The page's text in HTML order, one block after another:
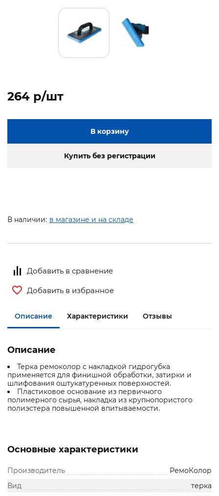
264 p/шт
В корзину
Купить без регистрации
В наличии: в магазине и на складе
Добавить в сравнение
Добавить в избранное
Описание Характеристики Отзывы
Описание
Терка ремоколор с накладкой гидрогубка
применяется для финишной обработки, затирки и
шлифования оштукатуренных поверхностей.
Пластиковое основание из первичного
полимерного сырья, накладка из крупнопористого
полиэстера повышенной впитываемости.
Основные характеристики
Производитель
РемоКолор
Вид
терка